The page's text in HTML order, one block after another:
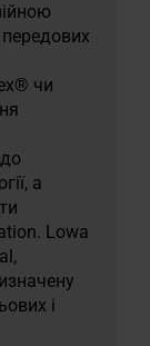
чи
а
Lowa
і